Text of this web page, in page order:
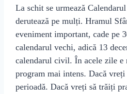
La schit se urmează
derutează pe mulți. Hramul
eveniment important, cade pe
calendarul vechi, adică 13
calendarul civil. În acele zile e
program mai intens. Dacă
perioadă. Dacă vreți să trăiți